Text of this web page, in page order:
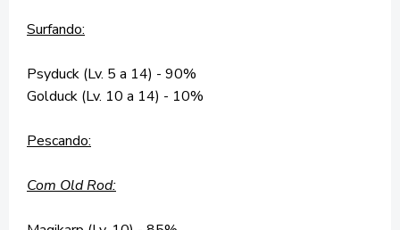
Surfando:
Psyduck (Lv. 5 a 14) - 90%
Golduck (Lv. 10 a 14) - 10%
Pescando:
Com Old Rod: